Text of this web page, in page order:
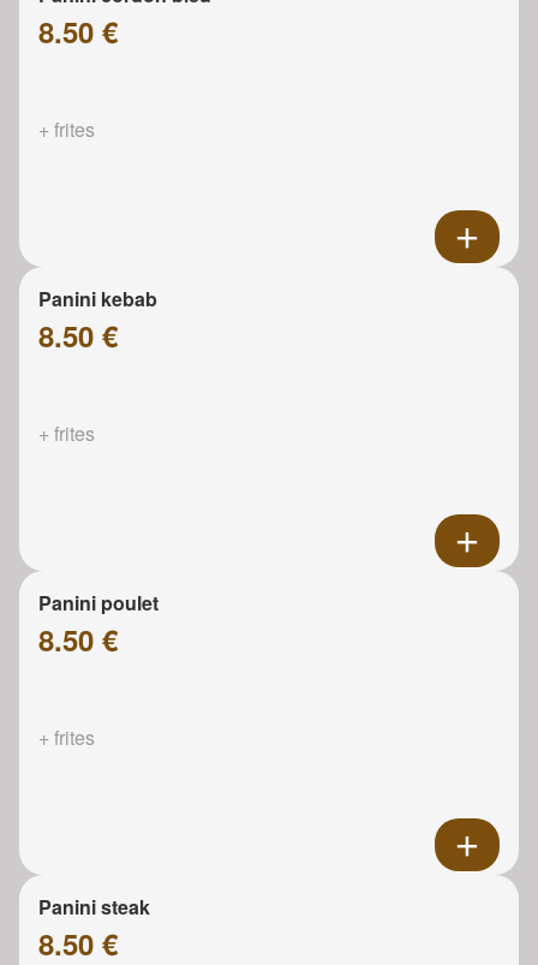
8.50 €
+ frites
Panini kebab
8.50 €
+ frites
Panini poulet
8.50 €
+ frites
Panini steak
8.50 €